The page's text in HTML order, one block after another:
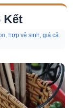
Kết
hợp vệ sinh, giá cả